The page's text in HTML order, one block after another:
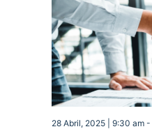
28 Abril, 2025 | 9:30 am-